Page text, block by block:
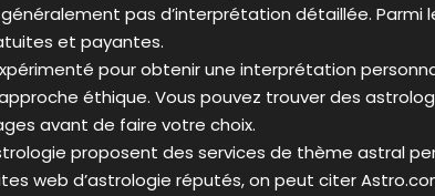
pas d’interprétation détaillée. Parmi
et payantes.
pour obtenir une interprétation
éthique. Vous pouvez trouver des
avant de faire votre choix.
proposent des services de thème astral
web d’astrologie réputés, on peut citer